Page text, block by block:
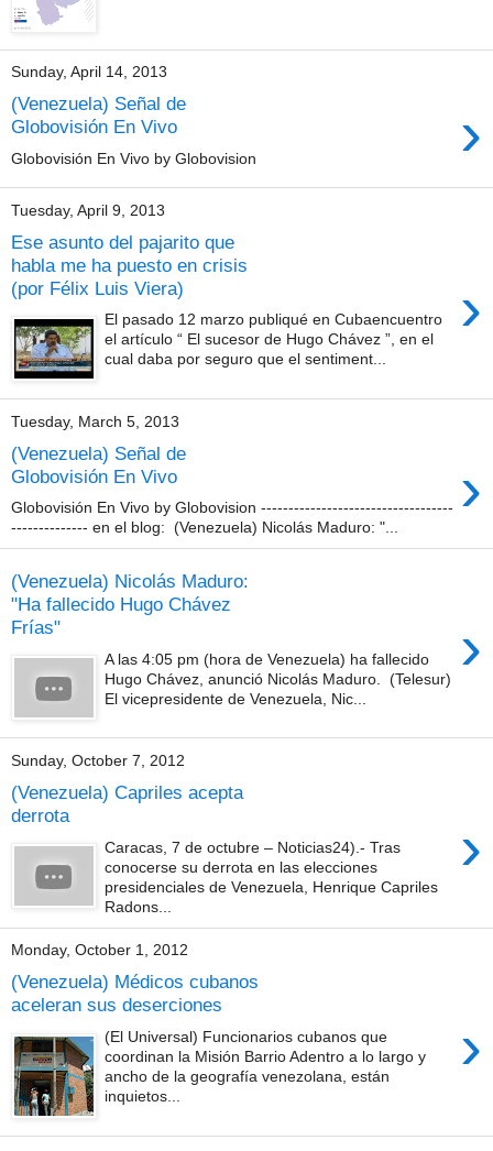
Sunday, April 14, 2013
(Venezuela) Señal de
Globovisión En Vivo
›
Globovisión En Vivo by Globovision
Tuesday, April 9, 2013
Ese asunto del pajarito que
habla me ha puesto en crisis
(por Félix Luis Viera)
›
El pasado 12 marzo publiqué en Cubaencuentro
el artículo “ El sucesor de Hugo Chávez ”, en el
cual daba por seguro que el sentiment...
Tuesday, March 5, 2013
(Venezuela) Señal de
Globovisión En Vivo
›
Globovisión En Vivo by Globovision -----------------------------------
-------------- en el blog: (Venezuela) Nicolás Maduro: "...
(Venezuela) Nicolás Maduro:
"Ha fallecido Hugo Chávez
Frías"
›
A las 4:05 pm (hora de Venezuela) ha fallecido
Hugo Chávez, anunció Nicolás Maduro. (Telesur)
El vicepresidente de Venezuela, Nic...
Sunday, October 7, 2012
(Venezuela) Capriles acepta
derrota
›
Caracas, 7 de octubre – Noticias24).- Tras
conocerse su derrota en las elecciones
presidenciales de Venezuela, Henrique Capriles
Radons...
Monday, October 1, 2012
(Venezuela) Médicos cubanos
aceleran sus deserciones
›
(El Universal) Funcionarios cubanos que
coordinan la Misión Barrio Adentro a lo largo y
ancho de la geografía venezolana, están
inquietos...